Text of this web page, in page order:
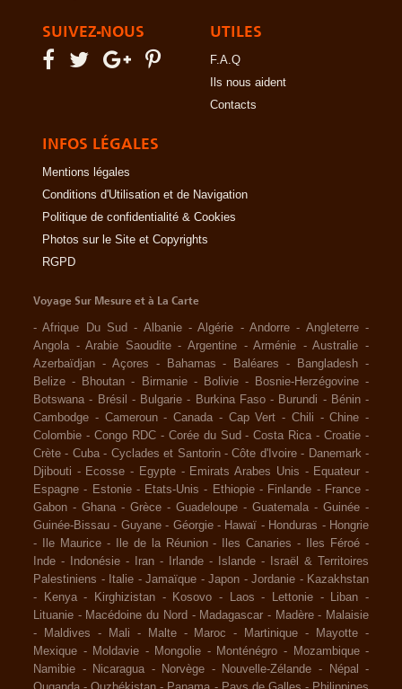
SUIVEZ-NOUS UTILES
F.A.Q
Ils nous aident
Contacts
INFOS LÉGALES
Mentions légales
Conditions d'Utilisation et de Navigation
Politique de confidentialité & Cookies
Photos sur le Site et Copyrights
RGPD
Voyage Sur Mesure et à La Carte
-Afrique Du Sud - Albanie -Algérie -Andorre - Angleterre -
Angola -Arabie Saoudite -Argentine -Arménie -Australie -
Azerbaïdjan - Açores - Bahamas - Baléares - Bangladesh -
Belize - Bhoutan - Birmanie - Bolivie - Bosnie-Herzégovine -
Botswana - Brésil - Bulgarie - Burkina Faso - Burundi - Bénin -
Cambodge - Cameroun - Canada - Cap Vert - Chili -Chine -
Colombie - Congo RDC - Corée du Sud -Costa Rica -Croatie -
Crète - Cuba - Cyclades et Santorin -Côte d'Ivoire - Danemark -
Djibouti - Ecosse - Egypte - Emirats Arabes Unis - Equateur -
Espagne - Estonie - Etats-Unis - Ethiopie - Finlande - France -
Gabon - Ghana - Grèce - Guadeloupe - Guatemala - Guinée -
Guinée-Bissau - Guyane - Géorgie - Hawaï - Honduras - Hongrie
-
Ile Maurice - Ile de la Réunion - Iles Canaries - Iles Féroé -
Inde - Indonésie - Iran - Irlande - Islande -
Israël & Territoires
Palestiniens - Italie - Jamaïque - Japon - Jordanie - Kazakhstan
-
Kenya - Kirghizistan - Kosovo - Laos - Lettonie - Liban -
Lituanie - Macédoine du Nord - Madagascar - Madère - Malaisie
-
Maldives - Mali - Malte - Maroc - Martinique - Mayotte -
Mexique - Moldavie - Mongolie - Monténégro - Mozambique -
Namibie - Nicaragua - Norvège - Nouvelle-Zélande - Népal
-